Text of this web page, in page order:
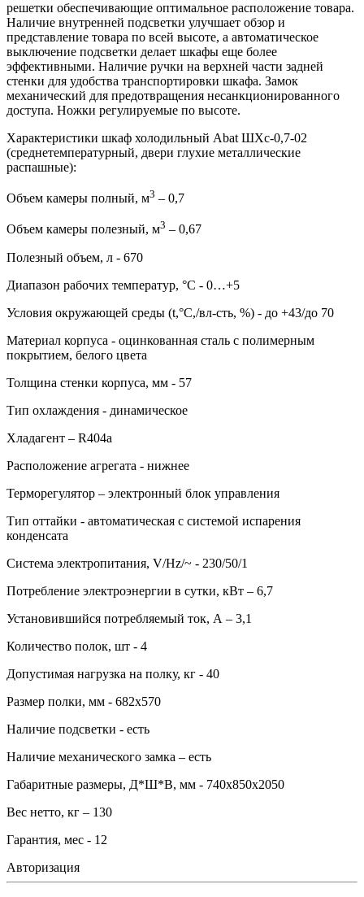
решетки обеспечивающие оптимальное расположение товара.
Наличие внутренней подсветки улучшает обзор и
представление товара по всей высоте, а автоматическое
выключение подсветки делает шкафы еще более
эффективными. Наличие ручки на верхней части задней
стенки для удобства транспортировки шкафа. Замок
механический для предотвращения несанкционированного
доступа. Ножки регулируемые по высоте.
Характеристики шкаф холодильный Abat ШХс-0,7-02
(среднетемпературный, двери глухие металлические
распашные):
Объем камеры полный, м3 – 0,7
Объем камеры полезный, м3 – 0,67
Полезный объем, л - 670
Диапазон рабочих температур, °C - 0…+5
Условия окружающей среды (t,°C,/вл-сть, %) - до +43/до 70
Материал корпуса - оцинкованная сталь с полимерным
покрытием, белого цвета
Толщина стенки корпуса, мм - 57
Тип охлаждения - динамическое
Хладагент – R404a
Расположение агрегата - нижнее
Терморегулятор – электронный блок управления
Тип оттайки - автоматическая с системой испарения
конденсата
Система электропитания, V/Hz/~ - 230/50/1
Потребление электроэнергии в сутки, кВт – 6,7
Установившийся потребляемый ток, А – 3,1
Количество полок, шт - 4
Допустимая нагрузка на полку, кг - 40
Размер полки, мм - 682х570
Наличие подсветки - есть
Наличие механического замка – есть
Габаритные размеры, Д*Ш*В, мм - 740х850х2050
Вес нетто, кг – 130
Гарантия, мес - 12
Авторизация